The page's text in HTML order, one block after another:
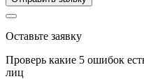
Оставьте заявку
Проверь какие 5 ошибок
лиц